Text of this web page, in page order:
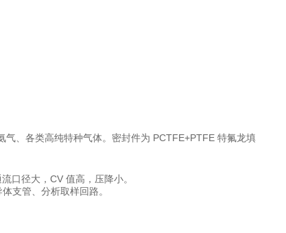
气、各类高纯特种气体。密封件为 PCTFE+PTFE 特氟龙填
口径大，CV 值高，压降小。
支管、分析取样回路。